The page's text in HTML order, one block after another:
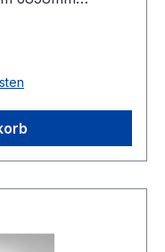
ja Norm DIN
Polyester